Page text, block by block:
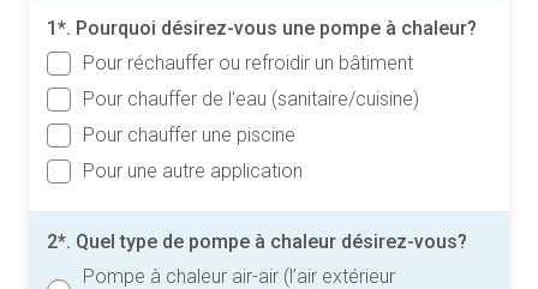
1*. Pourquoi désirez-vous une pompe à chaleur?
Pour réchauffer ou refroidir un bâtiment
Pour chauffer de l'eau (sanitaire/cuisine)
Pour chauffer une piscine
Pour une autre application
2*. Quel type de pompe à chaleur désirez-vous?
Pompe à chaleur air-air (l’air extérieur